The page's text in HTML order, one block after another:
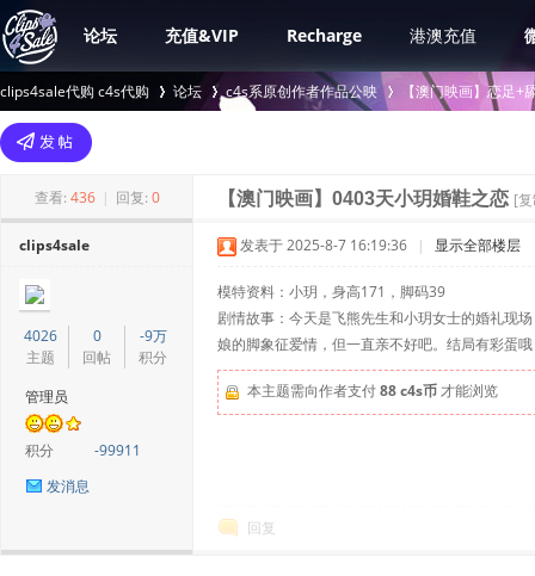
论坛 充值&VIP Recharge 港澳充值
clips4sale代购 c4s代购
>
论坛 c4s系原创作者作品公映
›
【澳门映画】恋足+
查看: 436 | 回复: 0 【澳门映画】0403天小玥婚鞋之恋 [
clips4sale
4026
主题
0
回帖
-9万
积分
管理员
积分
-99911
发消息
发表于 2025-8-7 16:19:36 | 显示全部楼层
模特资料：小玥，身高171，脚码39
剧情故事：今天是飞熊先生和小玥女士的婚礼现
娘的脚象征爱情，但一直亲不好吧。结局有彩蛋
本主题需向作者支付88 c4s币才能浏览
回复